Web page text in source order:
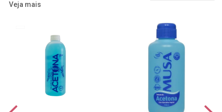
Veja mais